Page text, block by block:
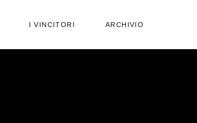
I VINCITORI ARCHIVIO